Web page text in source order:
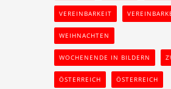
VEREINBARKEIT
WEIHNACHTEN
WOCHENENDE IN BILDERN
ÖSTERREICH ÖSTERREICH